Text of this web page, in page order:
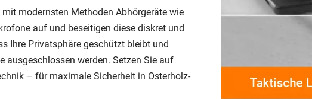
modernsten Methoden Abhörgeräte wie
auf und beseitigen diese diskret und
Ihre Privatsphäre geschützt bleibt und
ausgeschlossen werden. Setzen Sie auf
– für maximale Sicherheit in Osterholz-